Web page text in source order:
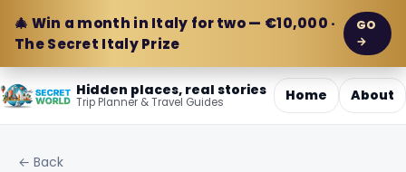
🎄 Win a month in Italy for two — €10,000 ·
The Secret Italy Prize
GO
→
Hidden places, real stories
Trip Planner & Travel Guides Home About
← Back